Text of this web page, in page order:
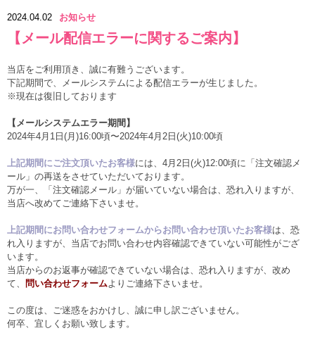
2024.04.02 お知らせ
【メール配信エラーに関するご案内】
当店をご利用頂き、誠に有難うございます。
下記期間で、メールシステムによる配信エラーが生じました。
※現在は復旧しております
【メールシステムエラー期間】
2024年4月1日(月)16:00頃〜2024年4月2日(火)10:00頃
上記期間にご注文頂いたお客様には、4月2日(火)12:00頃に「注文確認メ
ール」の再送をさせていただいております。
万が一、「注文確認メール」が届いていない場合は、恐れ入りますが、
当店へ改めてご連絡下さいませ。
上記期間にお問い合わせフォームからお問い合わせ頂いたお客様は、恐
れ入りますが、当店でお問い合わせ内容確認できていない可能性がござ
います。
当店からのお返事が確認できていない場合は、恐れ入りますが、改め
て、
問い合わせフォーム よりご連絡下さいませ。
この度は、ご迷惑をおかけし、誠に申し訳ございません。
何卒、宜しくお願い致します。